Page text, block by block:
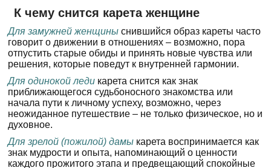
К чему снится карета женщине
Для замужней женщины снившийся образ кареты часто
говорит о движении в отношениях – возможно, пора
отпустить старые обиды и принять новые чувства или
решения, которые поведут к внутренней гармонии.
Для одинокой леди карета снится как знак
приближающегося судьбоносного знакомства или
начала пути к личному успеху, возможно, через
неожиданное путешествие – не только физическое, но и
духовное.
Для зрелой (пожилой) дамы карета воспринимается как
знак мудрости и опыта, напоминающий о ценности
каждого прожитого этапа и предвещающий спокойные